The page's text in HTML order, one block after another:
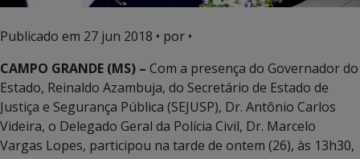
Publicado em 27 jun 2018 • por •
CAMPO GRANDE (MS) – Com a presença do Governador do
Estado, Reinaldo Azambuja, do Secretário de Estado de
Justiça e Segurança Pública (SEJUSP), Dr. Antônio Carlos
Videira, o Delegado Geral da Polícia Civil, Dr. Marcelo
Vargas Lopes, participou na tarde de ontem (26), às 13h30,